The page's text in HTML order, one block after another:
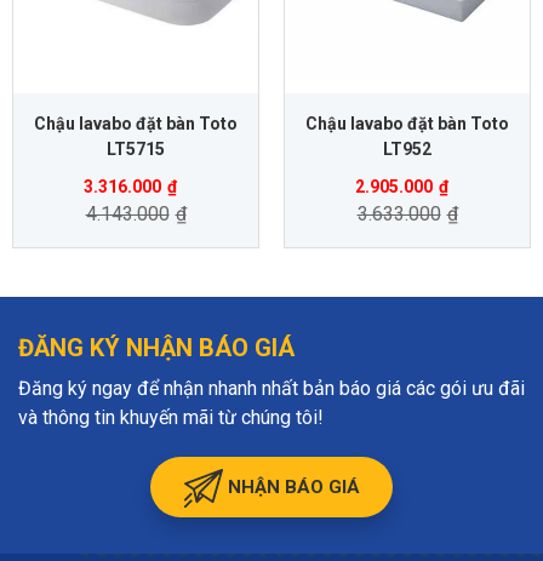
Chậu lavabo đặt bàn Toto
LT5715
3.316.000 ₫
4.143.000 ₫
Chậu lavabo đặt bàn Toto
LT952
2.905.000 ₫
3.633.000 ₫
ĐĂNG KÝ NHẬN BÁO GIÁ
Đăng ký ngay để nhận nhanh nhất bản báo giá các gói ưu đãi
và thông tin khuyến mãi từ chúng tôi!
NHẬN BÁO GIÁ